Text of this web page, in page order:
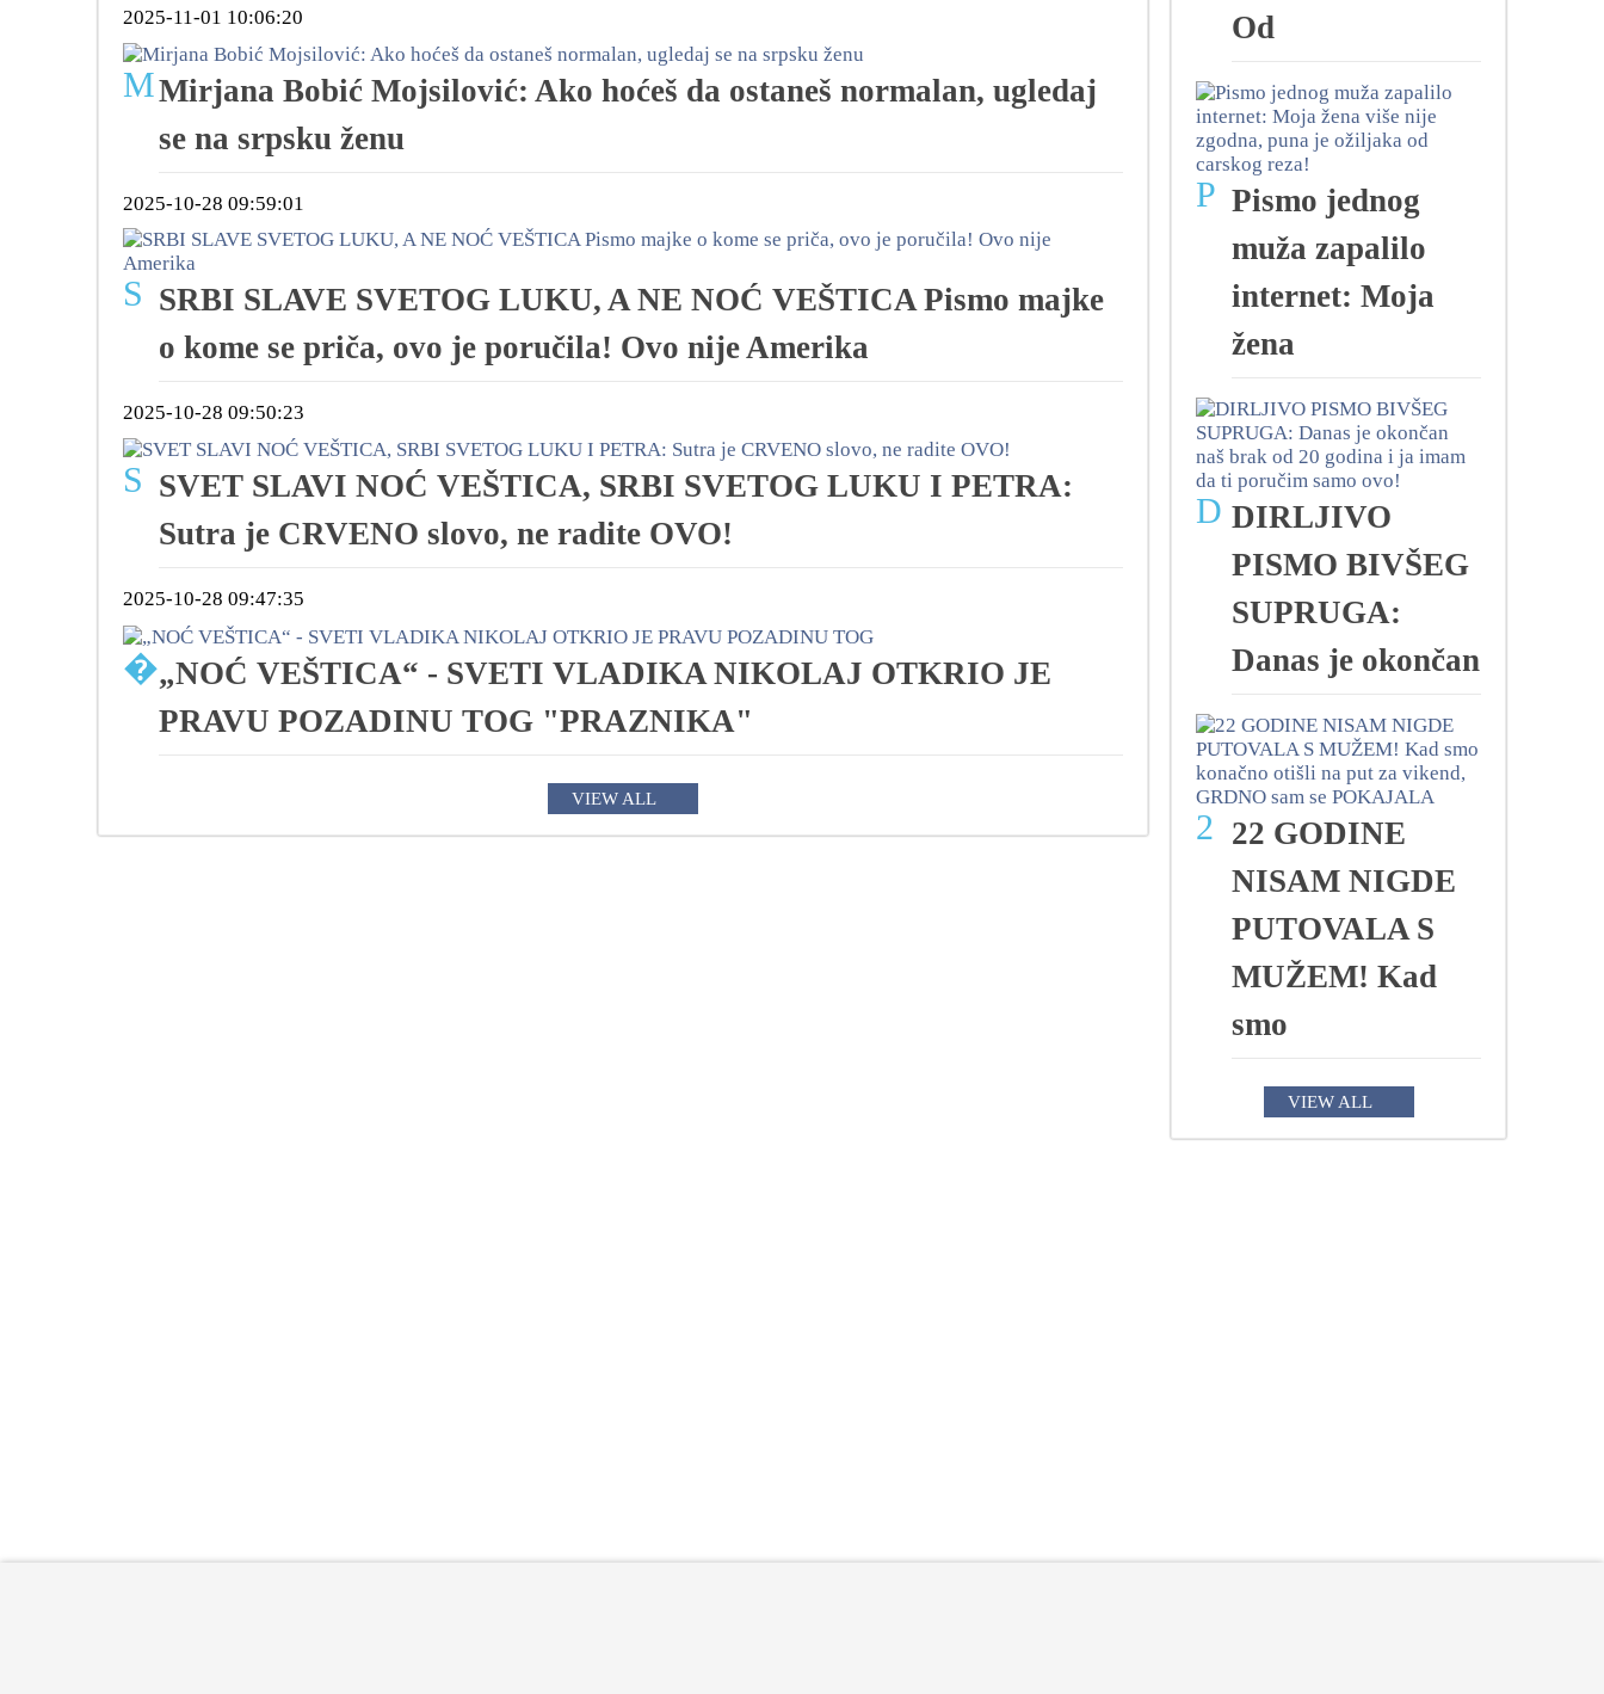
2025-11-01 10:06:20
MMirjana Bobić Mojsilović: Ako hoćeš da ostaneš normalan, ugledaj
se na srpsku ženu
2025-10-28 09:59:01
S SRBI SLAVE SVETOG LUKU, A NE NOĆ VEŠTICA Pismo majke
o kome se priča, ovo je poručila! Ovo nije Amerika
2025-10-28 09:50:23
S SVET SLAVI NOĆ VEŠTICA, SRBI SVETOG LUKU I PETRA:
Sutra je CRVENO slovo, ne radite OVO!
2025-10-28 09:47:35
�„NOĆ VEŠTICA“ - SVETI VLADIKA NIKOLAJ OTKRIO JE
PRAVU POZADINU TOG "PRAZNIKA"
VIEW ALL
Od
P Pismo jednog
muža zapalilo
internet: Moja
žena
D DIRLJIVO
PISMO BIVŠEG
SUPRUGA:
Danas je okončan
2 22 GODINE
NISAM NIGDE
PUTOVALA S
MUŽEM! Kad
smo
VIEW ALL